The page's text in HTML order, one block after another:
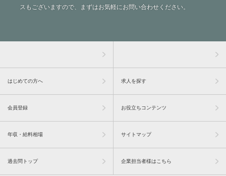
スもございますので、まずはお気軽にお問い合わせください。
はじめての方へ 求人を探す
会員登録 お役立ちコンテンツ
年収・給料相場 サイトマップ
過去問トップ 企業担当者様はこちら